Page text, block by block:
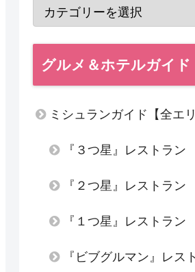
グルメ＆ホテルガイド
ミシュランガイド【全エ
『３つ星』レストラン
『２つ星』レストラン
『１つ星』レストラン
『ビブグルマン』レス